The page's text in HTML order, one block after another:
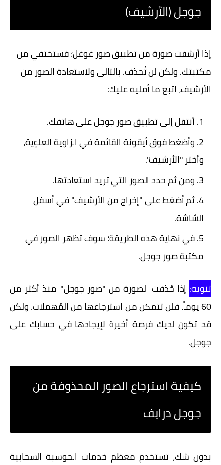
جوجل (الأرشيف)
إذا أرشفت صورة من تطبيق صور غوغل؛ فستختفي من
مكتبتك. ولكن لن تُحذف. بالتالي ولاستعادة الصور من
الأرشيف، اتبع ما أمليه عليك:
أنتقل إلى تطبيق صور جوجل على هاتفك.
وأضغط فوق أيقونة القائمة في الزاوية العلوية،
وأختر "الأرشيف".
ومن ثم حدد الصور التي تريد استعادتها.
ثم أضغط على "إخراج من الأرشيف" في أسفل
الشاشة.
في نهاية هذه الطريقة؛ سوف تظهر الصور في
مكتبة صور جوجل.
تنويه: إذا حُذفت الصورة من "صور جوجل" منذ أكثر من
60 يوماً، فلن تتمكن من استرجاعها من المُهملات. ولكن
قد تكون لديك فرصة أخيرة لإيجادها في حسابك على
جوجل.
كيفية استرجاع الصور المحذوفة من
جوجل درايف
بدون شك، تستخدم معظم خدمات الحوسبة السحابية